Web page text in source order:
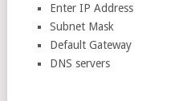
Enter IP Address
Subnet Mask
Default Gateway
DNS servers